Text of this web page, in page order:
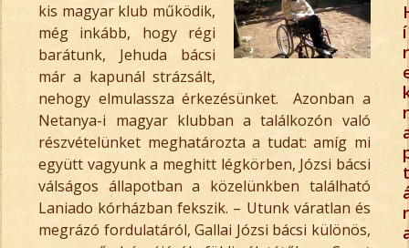
kis magyar klub működik,
még inkább, hogy régi
barátunk, Jehuda bácsi
már a kapunál strázsált,
nehogy elmulassza érkezésünket. Azonban a
Netanya-i magyar klubban a találkozón való
részvételünket meghatározta a tudat: amíg mi
együtt vagyunk a meghitt légkörben, Józsi bácsi
válságos állapotban a közelünkben található
Laniado kórházban fekszik. – Utunk váratlan és
megrázó fordulatáról, Gallai Józsi bácsi különös,
í
r
t
r